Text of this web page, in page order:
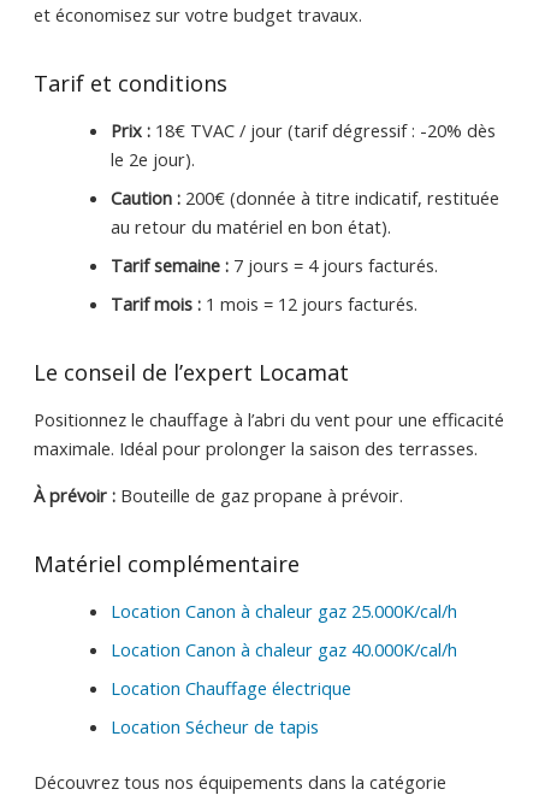
et économisez sur votre budget travaux.
Tarif et conditions
Prix :18€ TVAC / jour (tarif dégressif : -20% dès
le 2e jour).
Caution :200€ (donnée à titre indicatif, restituée
au retour du matériel en bon état).
Tarif semaine :7 jours = 4 jours facturés.
Tarif mois :1 mois = 12 jours facturés.
Le conseil de l’expert Locamat
Positionnez le chauffage à l’abri du vent pour une efficacité
maximale. Idéal pour prolonger la saison des terrasses.
À prévoir :Bouteille de gaz propane à prévoir.
Matériel complémentaire
Location Canon à chaleur gaz 25.000K/cal/h
Location Canon à chaleur gaz 40.000K/cal/h
Location Chauffage électrique
Location Sécheur de tapis
Découvrez tous nos équipements dans la catégorie